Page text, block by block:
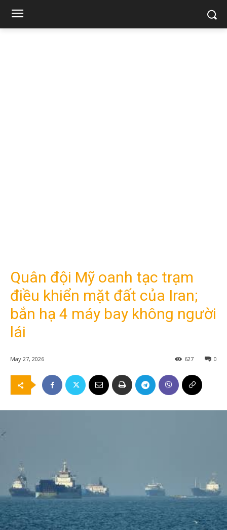
Quân đội Mỹ oanh tạc trạm
điều khiển mặt đất của Iran;
bắn hạ 4 máy bay không người
lái
May 27, 2026 0
627